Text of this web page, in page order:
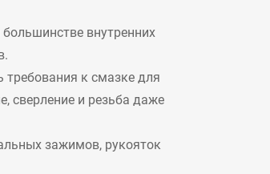
внутренних
требования к смазке для
сверление и резьба даже
зажимов, рукояток